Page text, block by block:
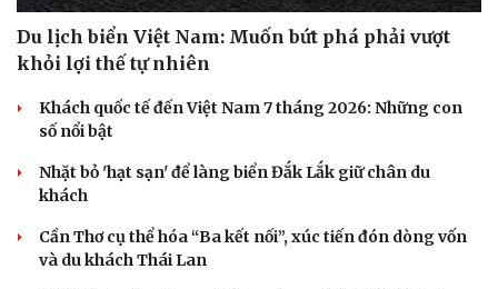
Săn Tour
check-in
Đọc truyện đêm khuya
Cửa sổ tình yêu
Du lịch biển Việt Nam: Muốn bứt phá phải vượt
khỏi lợi thế tự nhiên
Khách quốc tế đến Việt Nam 7 tháng 2026: Những con
số nổi bật
Nhặt bỏ 'hạt sạn' để làng biển Đắk Lắk giữ chân du
khách
Cần Thơ cụ thể hóa “Ba kết nối”, xúc tiến đón dòng vốn
và du khách Thái Lan